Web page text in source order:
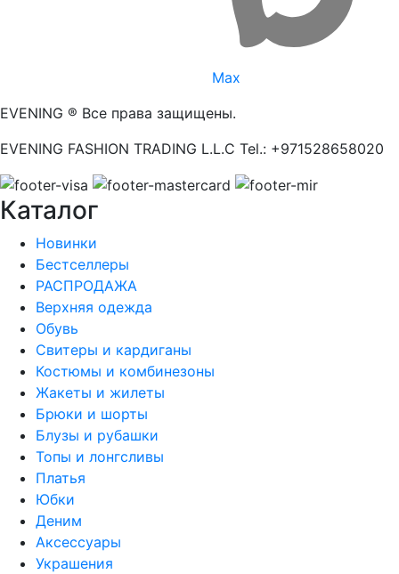
Max
EVENING ® Все права защищены.
EVENING FASHION TRADING L.L.C Tel.: +971528658020
Каталог
Новинки
Бестселлеры
РАСПРОДАЖА
Верхняя одежда
Обувь
Свитеры и кардиганы
Костюмы и комбинезоны
Жакеты и жилеты
Брюки и шорты
Блузы и рубашки
Топы и лонгсливы
Платья
Юбки
Деним
Аксессуары
Украшения